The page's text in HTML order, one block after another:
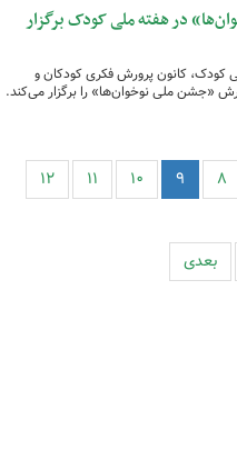
در هفته ملی کودک برگزار
کودک، کانون پرورش فکری کودکان و
«جشن ملی نوخوان‌ها» را برگزار می‌کند.
۸ ۹ ۱۰ ۱۱ ۱۲
بعدی